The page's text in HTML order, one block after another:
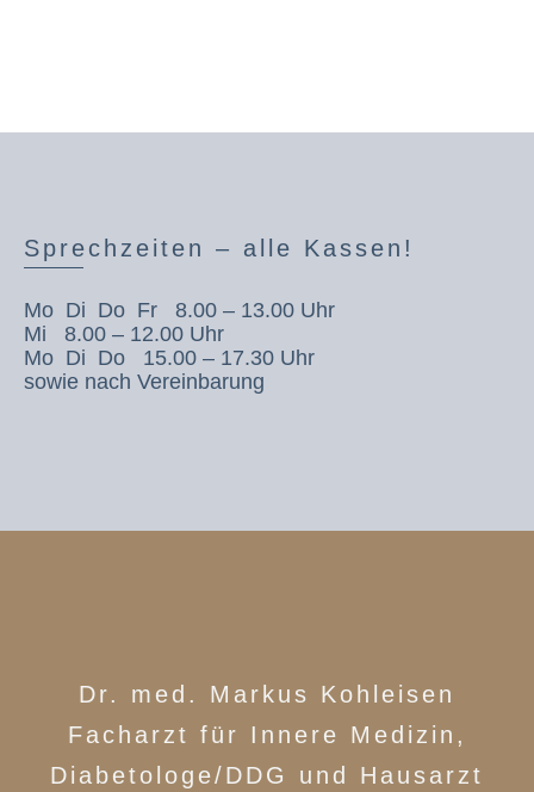
Sprechzeiten – alle Kassen!
Mo Di Do Fr 8.00 – 13.00 Uhr
Mi 8.00 – 12.00 Uhr
Mo Di Do 15.00 – 17.30 Uhr
sowie nach Vereinbarung
Dr. med. Markus Kohleisen
Facharzt für Innere Medizin,
Diabetologe/DDG und Hausarzt